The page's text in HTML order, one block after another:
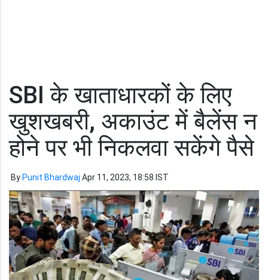
SBI के खाताधारकों के लिए
खुशखबरी, अकाउंट में बैलेंस न
होने पर भी निकलवा सकेंगे पैसे
By Punit Bhardwaj Apr 11, 2023, 18:58 IST